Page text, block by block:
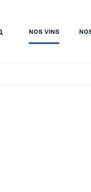
NOS VINS